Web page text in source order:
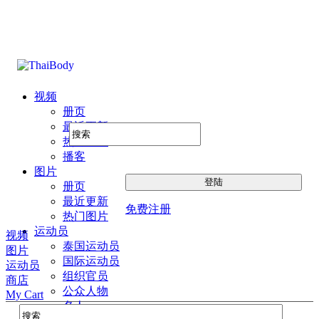
视频
册页
最近更新
热门图片
播客
图片
册页
最近更新
热门图片
运动员
泰国运动员
国际运动员
组织官员
公众人物
名人
免费注册
视频
图片
运动员
商店
My Cart